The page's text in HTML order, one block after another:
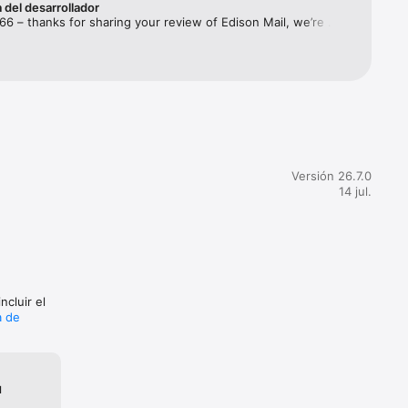
una
las
del desarrollador
– thanks for sharing your review of Edison Mail, we’re
Versión 26.7.0
14 jul.
el
de